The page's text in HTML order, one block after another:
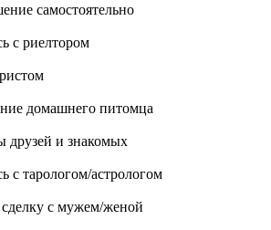
самостоятельно
с риелтором
домашнего питомца
друзей и знакомых
с тарологом/астрологом
с мужем/женой